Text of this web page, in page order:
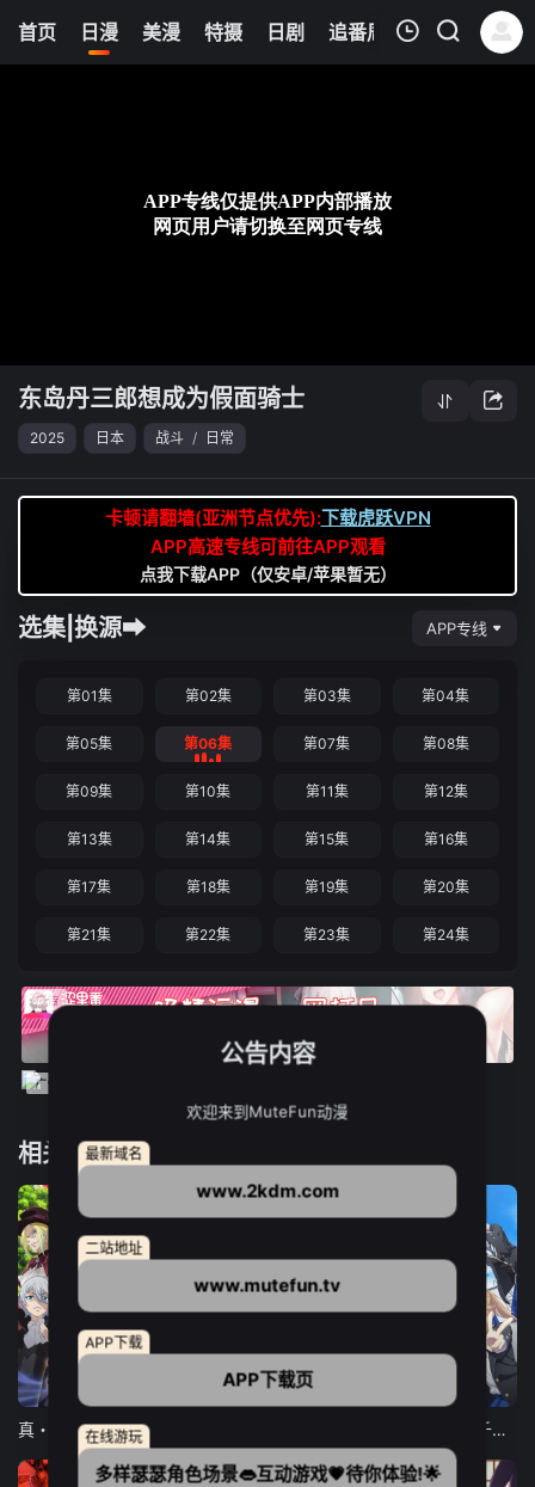
首页 日漫 美漫 特摄 日剧 追番周表 今日更新
8
清空
东岛丹三郎想成为假面骑士
2025 日本 战斗 / 日常
卡顿请翻墙(亚洲节点优先):下载虎跃VPN
APP高速专线可前往APP观看
点我下载APP（仅安卓/苹果暂无）
选集|换源➡ APP专线
第01集 第02集 第03集 第04集
第05集 第06集 第07集 第08集
第09集 第10集 第11集 第12集
第13集 第14集 第15集 第16集
第17集 第18集 第19集 第20集
第21集 第22集 第23集 第24集
相关推荐
12集全
弹珠汽水瓶里的千岁同学
公告内容
欢迎来到MuteFun动漫
最新域名
www.2kdm.com
二站地址
www.mutefun.tv
APP下载
APP下载页
在线游玩
多样瑟瑟角色场景👄互动游戏💗待你体验!🌟